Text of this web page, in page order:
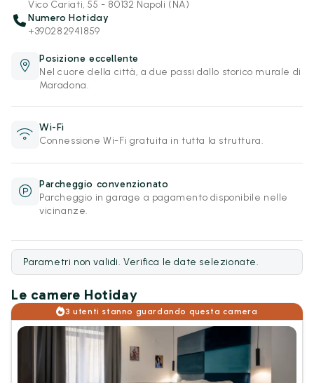
Vico Cariati, 55 - 80132 Napoli (NA)
Numero Hotiday
+390282941859
Posizione eccellente
Nel cuore della città, a due passi dallo storico murale di
Maradona.
Wi-Fi
Connessione Wi-Fi gratuita in tutta la struttura.
Parcheggio convenzionato
Parcheggio in garage a pagamento disponibile nelle
vicinanze.
Parametri non validi. Verifica le date selezionate.
Le camere Hotiday
3 utenti stanno guardando questa camera